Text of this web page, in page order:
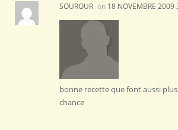
SOUROUR on 18 NOVEMBRE 2009
bonne recette que font aussi
chance